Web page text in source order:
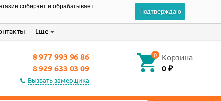
собирает и обрабатывает
Подтверждаю
Еще
8 977 993 96 86
8 929 633 03 09
Вызвать замерщика
0 Корзина
0₽